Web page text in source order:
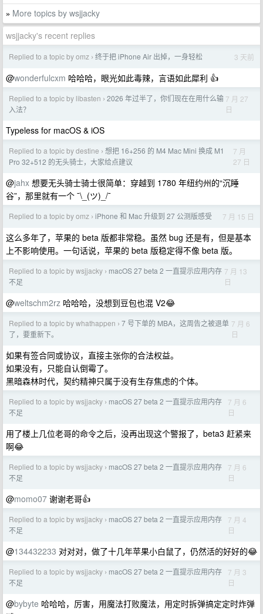
» More topics by wsjjacky
wsjjacky's recent replies
Replied to a topic by omz › 终于把 iPhone Air 出掉，一身轻松 3 天前
@wonderfulcxm 哈哈哈，眼光如此毒辣，言语如此犀利 👍
Replied to a topic by libasten › 2026 年过半了，你们现在在用什么输
入法？
7 月 27
日
Typeless for macOS & iOS
Replied to a topic by destine › 想把 16+256 的 M4 Mac Mini 换成 M1
Pro 32+512 的无头骑士，大家给点建议
7 月
27 日
@jahx 想要无头骑士骑士很简单：穿越到 1780 年纽约州的“沉睡
谷”，那里就有一个 ¯\_(ツ)_/¯
Replied to a topic by omz › iPhone 和 Mac 升级到 27 公测版感受 7 月 15 日
这么多年了，苹果的 beta 版都非常稳。虽然 bug 还是有，但是基本
上不影响使用。一句话说，苹果的 beta 版稳定得不像 beta 版。
Replied to a topic by wsjjacky › macOS 27 beta 2 一直提示应用内存
不足
7 月 13
日
@weltschm2rz 哈哈哈，没想到豆包也混 V2😂
Replied to a topic by whathappen › 7 号下单的 MBA，这周告之被退单
了，要重新下。
7 月 6
日
如果有签合同或协议，直接主张你的合法权益。
如果没有，只能自认倒霉了。
黑暗森林时代，契约精神只属于没有生存焦虑的个体。
Replied to a topic by wsjjacky › macOS 27 beta 2 一直提示应用内存
不足
7 月 6
日
用了楼上几位老哥的命令之后，没再出现这个警报了，beta3 赶紧来
啊😂
Replied to a topic by wsjjacky › macOS 27 beta 2 一直提示应用内存
不足
7 月 6
日
@momo07 谢谢老哥👍
Replied to a topic by wsjjacky › macOS 27 beta 2 一直提示应用内存
不足
7 月 4
日
@134432233 对对对，做了十几年苹果小白鼠了，仍然活的好好的😂
Replied to a topic by wsjjacky › macOS 27 beta 2 一直提示应用内存
不足
7 月 3
日
@bybyte 哈哈哈，厉害，用魔法打败魔法，用定时拆弹搞定定时炸弹